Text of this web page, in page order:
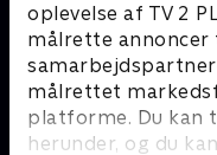
oplevelse af TV 2
målrette annoncer
målrettet
platforme. Du kan
herunder, og du
F for får
Børneserier • 5 sæsoner